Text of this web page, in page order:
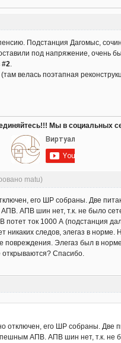
Подстанция Дагомыс,
под напряжение, очень
#2
велась поэтапная
Мы в социальных
matu)
его ШР собраны. Две
АПВ шин нет, т.к. не было
ток 1000 А (подстанция
следов, элегаз в норме.
повреждения. Элегаз был в
Спасибо.
его ШР собраны. Две
АПВ. АПВ шин нет, т.к.